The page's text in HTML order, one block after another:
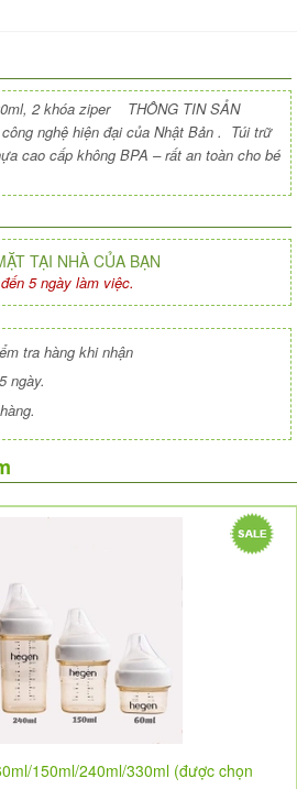
2 khóa ziper THÔNG TIN SẢN
nghệ hiện đại của Nhật Bản . Túi trữ
cao cấp không BPA – rất an toàn cho bé
TẠI NHÀ CỦA BẠN
5 ngày làm việc.
tra hàng khi nhận
ngày.
150ml/240ml/330ml (được chọn